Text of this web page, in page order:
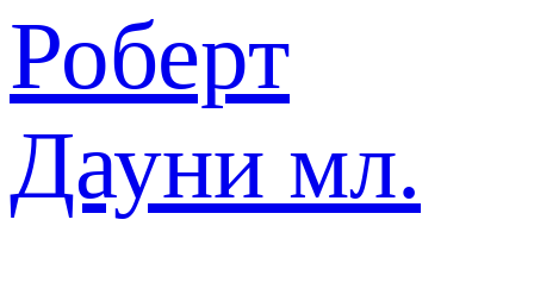
Роберт
Дауни мл.